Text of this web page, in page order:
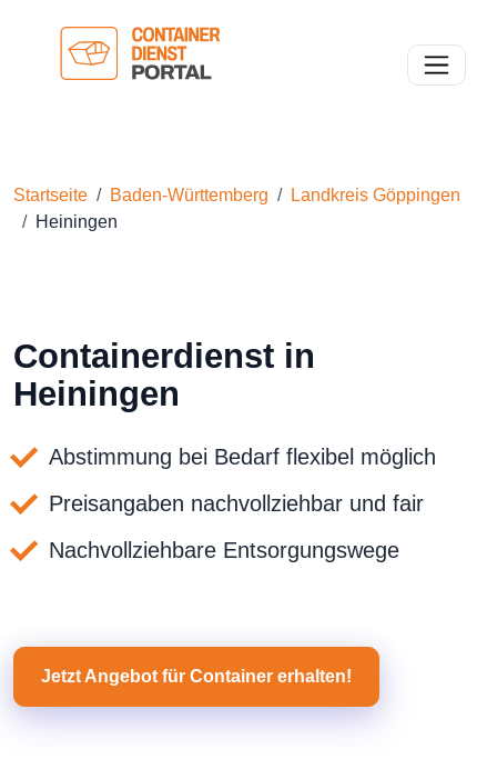
Toggle
Startseite Baden-Württemberg
Landkreis Göppingen
Heiningen
Containerdienst in
Heiningen
Abstimmung bei Bedarf flexibel möglich
Preisangaben nachvollziehbar und fair
Nachvollziehbare Entsorgungswege
Jetzt Angebot für Container erhalten!